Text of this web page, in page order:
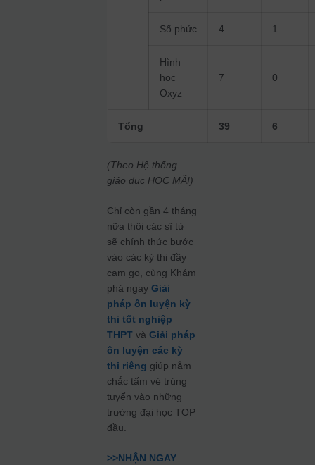
Số phức 4 1
Hình
học
Oxyz
7 0
Tổng 39 6
(Theo Hệ thống
giáo dục HỌC MÃI)
Chỉ còn gần 4 tháng
nữa thôi các sĩ tử
sẽ chính thức bước
vào các kỳ thi đầy
cam go, cùng Khám
phá ngayGiải
pháp ôn luyện kỳ
thi tốt nghiệp
THPT vàGiải pháp
ôn luyện các kỳ
thi riêng giúp nắm
chắc tấm vé trúng
tuyển vào những
trường đại học TOP
đầu.
>>NHẬN NGAY